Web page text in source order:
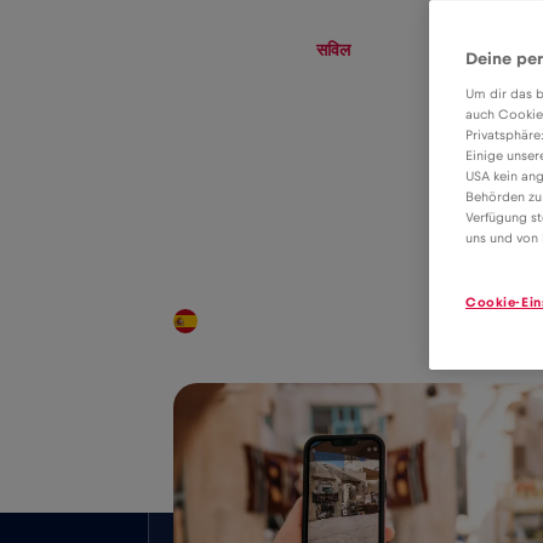
सविल
2€/
Deine
Um dir das
auch
Einige
USA kein
Behörden
Verfügung
uns und von
Cookie-